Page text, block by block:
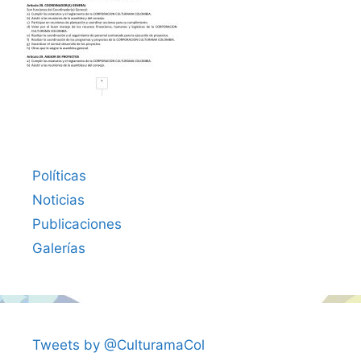
Políticas
Noticias
Publicaciones
Galerías
Tweets by @CulturamaCol